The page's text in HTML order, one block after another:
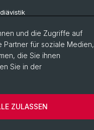
und die Zugriffe auf
Partner für soziale Medien,
die Sie ihnen
Sie in der
ZULASSEN